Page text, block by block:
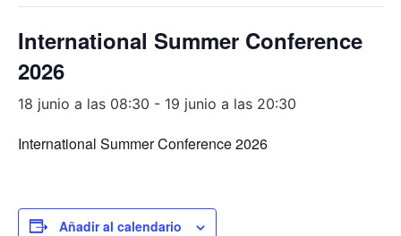
International Summer Conference
2026
18 junio a las 08:30 - 19 junio a las 20:30
International Summer Conference 2026
Añadir al calendario